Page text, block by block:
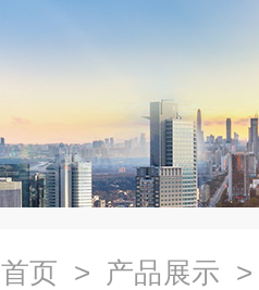
首页 > 产品展示